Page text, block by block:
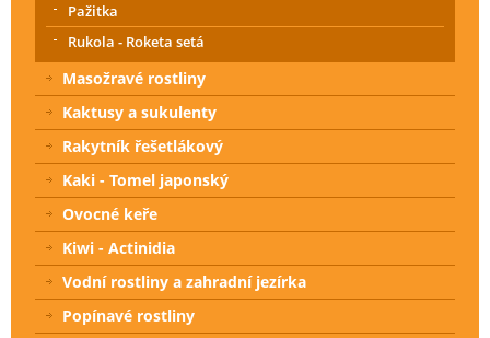
Pažitka
Rukola - Roketa setá
Masožravé rostliny
Kaktusy a sukulenty
Rakytník řešetlákový
Kaki - Tomel japonský
Ovocné keře
Kiwi - Actinidia
Vodní rostliny a zahradní jezírka
Popínavé rostliny